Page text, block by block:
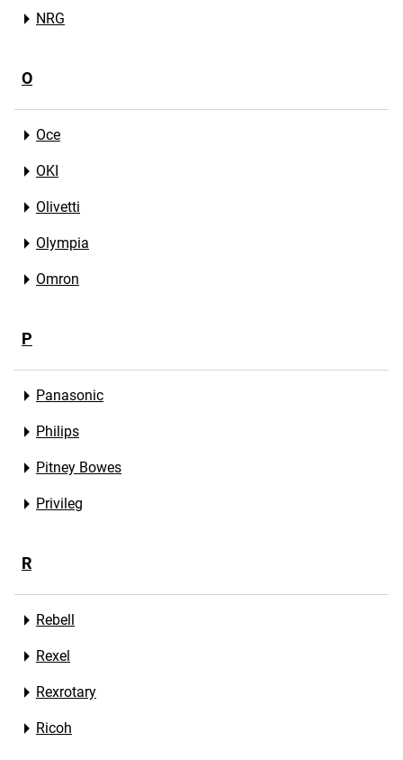
NRG
O
Oce
OKI
Olivetti
Olympia
Omron
P
Panasonic
Philips
Pitney Bowes
Privileg
R
Rebell
Rexel
Rexrotary
Ricoh